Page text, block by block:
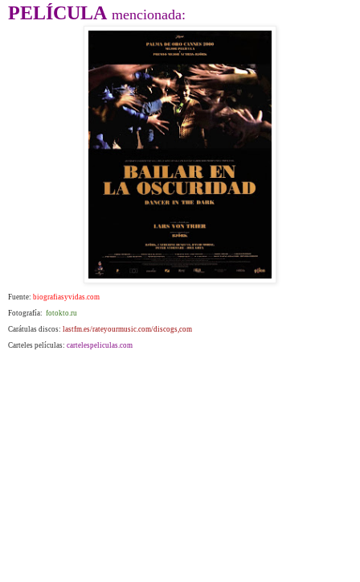
PELÍCULA mencionada:
Fuente: biografiasyvidas.com
Fotografía: fotokto.ru
Carátulas discos: lastfm.es/rateyourmusic.com/discogs,com
Carteles películas: cartelespeliculas.com